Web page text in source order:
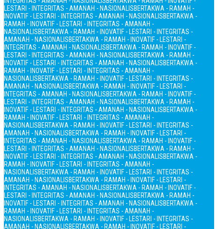
LESTARI - INTEGRITAS - AMANAH - NASIONALISBERTAKWA - RAMAH -
INOVATIF - LESTARI - INTEGRITAS - AMANAH - NASIONALISBERTAKWA -
RAMAH - INOVATIF - LESTARI - INTEGRITAS - AMANAH -
NASIONALISBERTAKWA - RAMAH - INOVATIF - LESTARI - INTEGRITAS -
AMANAH - NASIONALISBERTAKWA - RAMAH - INOVATIF - LESTARI -
INTEGRITAS - AMANAH - NASIONALISBERTAKWA - RAMAH - INOVATIF -
LESTARI - INTEGRITAS - AMANAH - NASIONALISBERTAKWA - RAMAH -
INOVATIF - LESTARI - INTEGRITAS - AMANAH - NASIONALISBERTAKWA -
RAMAH - INOVATIF - LESTARI - INTEGRITAS - AMANAH -
NASIONALISBERTAKWA - RAMAH - INOVATIF - LESTARI - INTEGRITAS -
AMANAH - NASIONALISBERTAKWA - RAMAH - INOVATIF - LESTARI -
INTEGRITAS - AMANAH - NASIONALISBERTAKWA - RAMAH - INOVATIF -
LESTARI - INTEGRITAS - AMANAH - NASIONALISBERTAKWA - RAMAH -
INOVATIF - LESTARI - INTEGRITAS - AMANAH - NASIONALISBERTAKWA -
RAMAH - INOVATIF - LESTARI - INTEGRITAS - AMANAH -
NASIONALISBERTAKWA - RAMAH - INOVATIF - LESTARI - INTEGRITAS -
AMANAH - NASIONALISBERTAKWA - RAMAH - INOVATIF - LESTARI -
INTEGRITAS - AMANAH - NASIONALISBERTAKWA - RAMAH - INOVATIF -
LESTARI - INTEGRITAS - AMANAH - NASIONALISBERTAKWA - RAMAH -
INOVATIF - LESTARI - INTEGRITAS - AMANAH - NASIONALISBERTAKWA -
RAMAH - INOVATIF - LESTARI - INTEGRITAS - AMANAH -
NASIONALISBERTAKWA - RAMAH - INOVATIF - LESTARI - INTEGRITAS -
AMANAH - NASIONALISBERTAKWA - RAMAH - INOVATIF - LESTARI -
INTEGRITAS - AMANAH - NASIONALISBERTAKWA - RAMAH - INOVATIF -
LESTARI - INTEGRITAS - AMANAH - NASIONALISBERTAKWA - RAMAH -
INOVATIF - LESTARI - INTEGRITAS - AMANAH - NASIONALISBERTAKWA -
RAMAH - INOVATIF - LESTARI - INTEGRITAS - AMANAH -
NASIONALISBERTAKWA - RAMAH - INOVATIF - LESTARI - INTEGRITAS -
AMANAH - NASIONALISBERTAKWA - RAMAH - INOVATIF - LESTARI -